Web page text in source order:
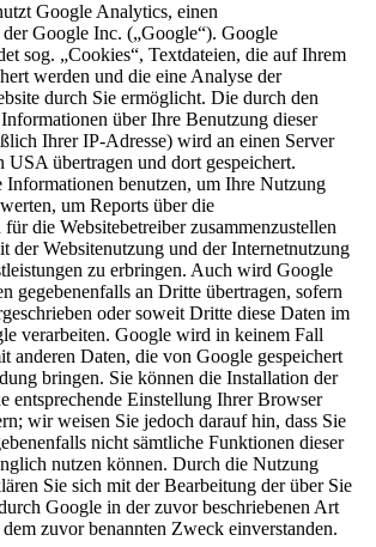
Google Analytics, einen
der Google Inc. („Google“). Google
sog. „Cookies“, Textdateien, die auf Ihrem
werden und die eine Analyse der
durch Sie ermöglicht. Die durch den
über Ihre Benutzung dieser
Ihrer IP-Adresse) wird an einen Server
USA übertragen und dort gespeichert.
Informationen benutzen, um Ihre Nutzung
um Reports über die
die Websitebetreiber zusammenzustellen
der Websitenutzung und der Internetnutzung
zu erbringen. Auch wird Google
gegebenenfalls an Dritte übertragen, sofern
oder soweit Dritte diese Daten im
verarbeiten. Google wird in keinem Fall
anderen Daten, die von Google gespeichert
bringen. Sie können die Installation der
entsprechende Einstellung Ihrer Browser
wir weisen Sie jedoch darauf hin, dass Sie
nicht sämtliche Funktionen dieser
nutzen können. Durch die Nutzung
Sie sich mit der Bearbeitung der über Sie
Google in der zuvor beschriebenen Art
zuvor benannten Zweck einverstanden.